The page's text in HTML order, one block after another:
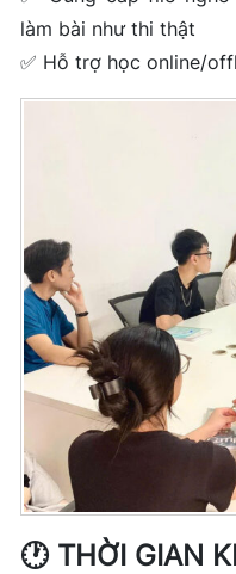
làm bài như thi thật
✅ Hỗ trợ học online/
🕐 THỜI GIAN